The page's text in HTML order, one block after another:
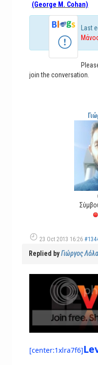
(George M. Cohan)
Last
join the conversation.
23 Oct 2013 16:26
Replied byΓιώργος
[center:1xlra7f6]